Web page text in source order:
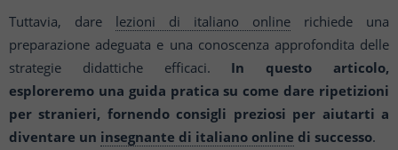
Tuttavia, dare lezioni di italiano online richiede una
preparazione adeguata e una conoscenza approfondita delle
strategie didattiche efficaci. In questo articolo,
esploreremo una guida pratica su come dare ripetizioni
per stranieri, fornendo consigli preziosi per aiutarti a
diventare un insegnante di italiano online di successo.